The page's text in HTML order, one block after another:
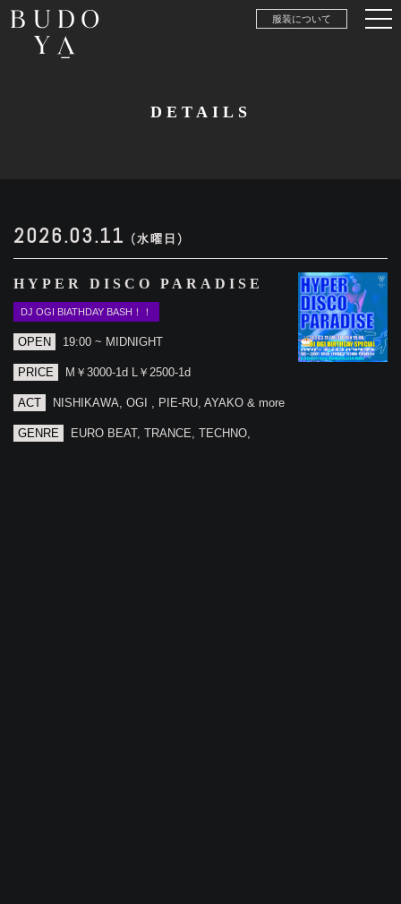
服装について
DETAILS
2026.03.11 (水曜日)
HYPER DISCO PARADISE
DJ OGI BIATHDAY BASH！！
OPEN 19:00 ~ MIDNIGHT
PRICE M￥3000-1d L￥2500-1d
ACT NISHIKAWA, OGI , PIE-RU, AYAKO & more
GENRE EURO BEAT, TRANCE, TECHNO,